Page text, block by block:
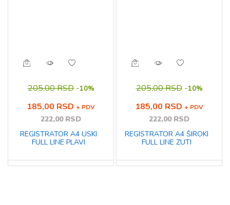
205,00 RSD-10%
185,00 RSD + PDV
222,00 RSD
REGISTRATOR A4 USKI
FULL LINE PLAVI
205,00 RSD-10%
185,00 RSD + PDV
222,00 RSD
REGISTRATOR A4 ŠIROKI
FULL LINE ZUTI